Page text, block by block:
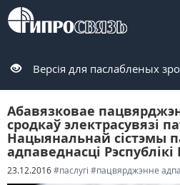
Версія для паслабленых
Абавязковае
сродкаў электрасувязі
Нацыянальнай сістэмы
адпаведнасці Рэспублікі
23.12.2016#паслугі #пацвярджэнне